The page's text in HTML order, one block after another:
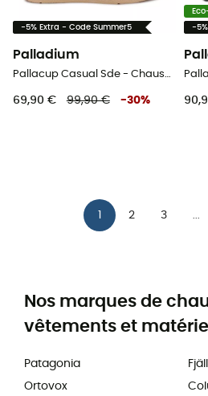
-5% Extra - Code Summer5
Palladium
Pallacup Casual Sde - Chaussures lifestyle femme
69,90 € 99,90 € -30%
-
2 3
Nos marques de
vêtements et matériel
Patagonia
Ortovox